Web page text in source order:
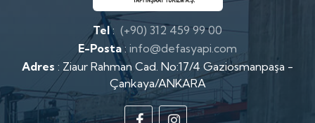
Tel: (+90) 312 459 99 00
E-Posta : info@defasyapi.com
Adres : Ziaur Rahman Cad. No:17/4 Gaziosmanpaşa -
Çankaya/ANKARA